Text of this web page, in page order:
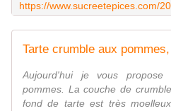
Aujourd'hui je vous
pommes. La couche de
fond de tarte est très